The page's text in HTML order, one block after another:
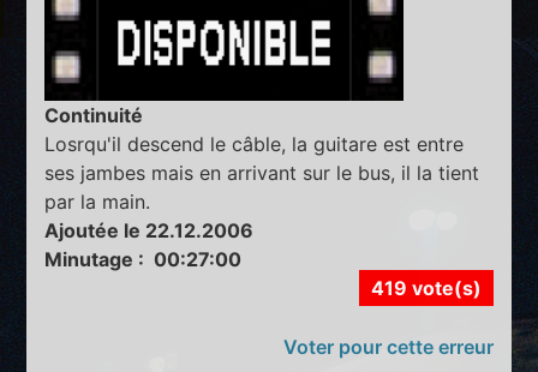
Continuité
Losrqu'il descend le câble, la guitare est entre
ses jambes mais en arrivant sur le bus, il la tient
par la main.
Ajoutée le 22.12.2006
Minutage : 00:27:00
419 vote(s)
Voter pour cette erreur